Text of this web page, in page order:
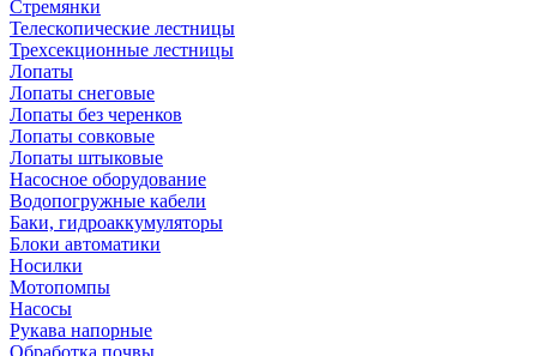
Стремянки
Телескопические лестницы
Трехсекционные лестницы
Лопаты
Лопаты снеговые
Лопаты без черенков
Лопаты совковые
Лопаты штыковые
Насосное оборудование
Водопогружные кабели
Баки, гидроаккумуляторы
Блоки автоматики
Носилки
Мотопомпы
Насосы
Рукава напорные
Обработка почвы